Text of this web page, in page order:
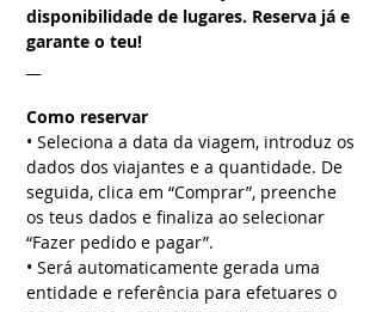
disponibilidade de lugares. Reserva já e
garante o teu!
Como reservar
• Seleciona a data da viagem, introduz os
dados dos viajantes e a quantidade. De
seguida, clica em “Comprar”, preenche
os teus dados e finaliza ao selecionar
“Fazer pedido e pagar”.
• Será automaticamente gerada uma
entidade e referência para efetuares o